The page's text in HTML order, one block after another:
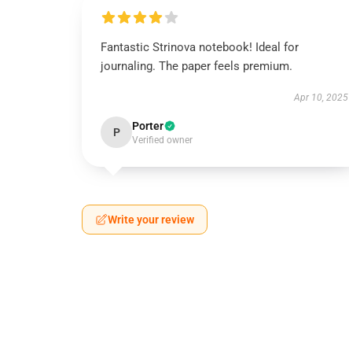
Fantastic Strinova notebook! Ideal for
journaling. The paper feels premium.
Apr 10, 2025
P Porter
Verified owner
Write your review